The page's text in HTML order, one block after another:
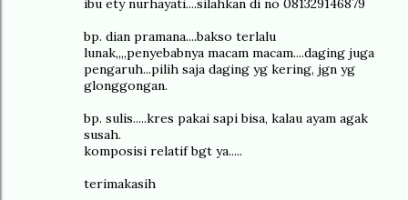
ibu ety nurhayati....silahkan di no 081329146879
bp. dian pramana....bakso terlalu
lunak,,,,penyebabnya macam macam....daging juga
pengaruh...pilih saja daging yg kering, jgn yg
glonggongan.
bp. sulis.....kres pakai sapi bisa, kalau ayam agak
susah.
komposisi relatif bgt ya.....
terimakasih